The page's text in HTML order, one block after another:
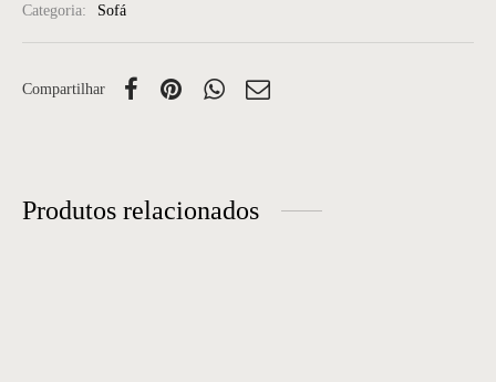
Categoria: Sofá
Compartilhar
Produtos relacionados